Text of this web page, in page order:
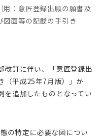
用：意匠登録出願の願書及
図面等の記載の手引き
改訂に伴い、「意匠登録出
（平成25年7月版）」か
を追加したものとなってい
特定に必要な図につい